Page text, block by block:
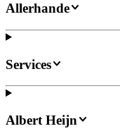
Allerhande
Services
Albert Heijn